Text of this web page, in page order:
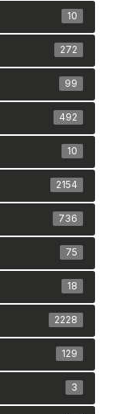
10
272
99
492
10
2154
736
75
18
2228
129
3